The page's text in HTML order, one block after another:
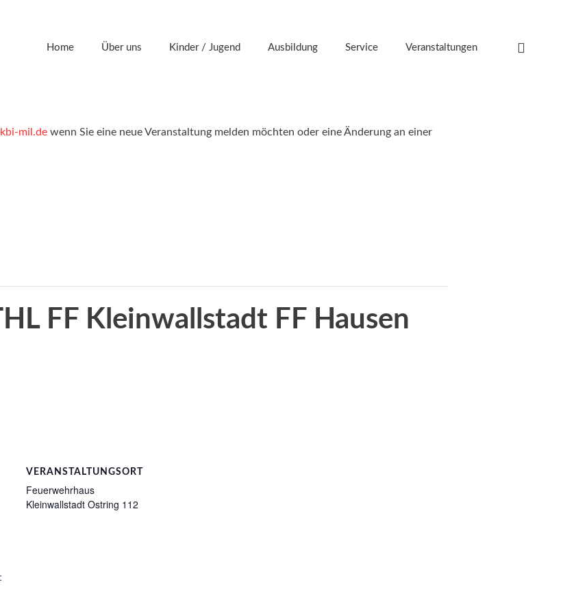
Home Über uns Kinder / Jugend Ausbildung Service Veranstaltungen
mil.de wenn Sie eine neue Veranstaltung melden möchten oder eine Änderung an einer
FF Kleinwallstadt FF Hausen
VERANSTALTUNGSORT
Feuerwehrhaus
Kleinwallstadt Ostring 112